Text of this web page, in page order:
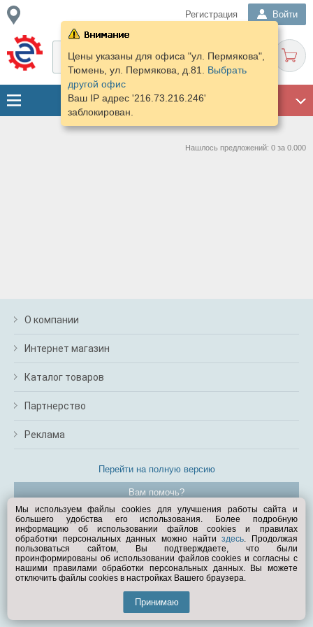
Регистрация Войти
Цены указаны для офиса "ул. Пермякова",
Тюмень, ул. Пермякова, д.81. Выбрать
другой офис
Ваш IP адрес '216.73.216.246'
заблокирован.
Нашлось предложений: 0 за 0.000
О компании
Интернет магазин
Каталог товаров
Партнерство
Реклама
Перейти на полную версию
Вам помочь?
© Exist.ru 1998—2026
Мы используем файлы cookies для улучшения работы сайта и
большего удобства его использования. Более подробную
информацию об использовании файлов cookies и правилах
обработки персональных данных можно найтиздесь. Продолжая
пользоваться сайтом, Вы подтверждаете, что были
проинформированы об использовании файлов cookies и согласны с
нашими правилами обработки персональных данных. Вы можете
отключить файлы cookies в настройках Вашего браузера.
Принимаю